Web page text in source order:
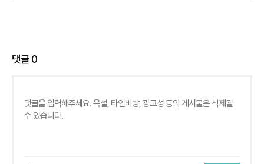
댓글0